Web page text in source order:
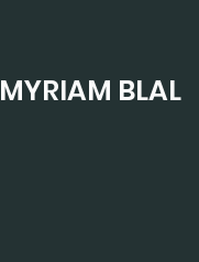
MYRIAM BLAL